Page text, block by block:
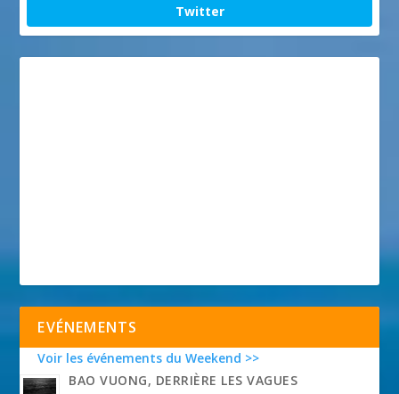
Twitter
EVÉNEMENTS
Voir les événements du Weekend >>
BAO VUONG, DERRIÈRE LES VAGUES